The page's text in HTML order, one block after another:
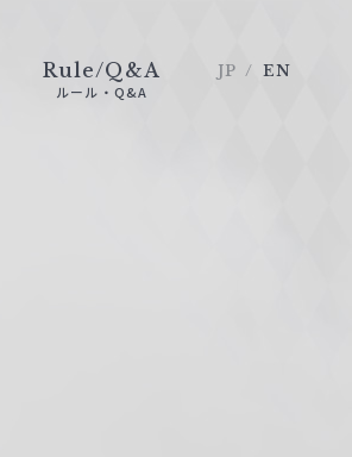
Rule/Q&A
ルール・Q&A
JP EN